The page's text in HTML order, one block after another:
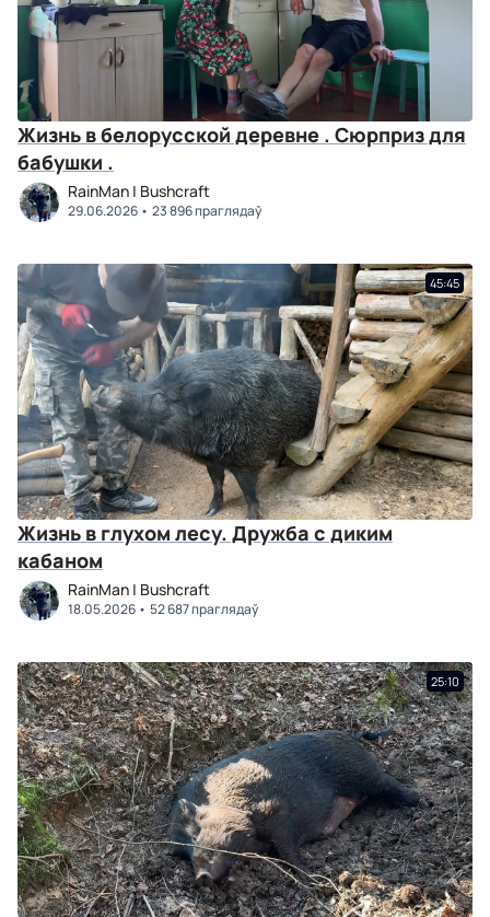
Жизнь в белорусской деревне . Сюрприз для
бабушки .
RainMan | Bushcraft
29.06.2026 23 896 праглядаў
45:45
Жизнь в глухом лесу. Дружба с диким
кабаном
RainMan | Bushcraft
18.05.2026 52 687 праглядаў
25:10